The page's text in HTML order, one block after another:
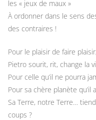
les « jeux de maux »
À ordonner dans le sens
des contraires !
Pour le plaisir de faire
Pietro sourit, rit, change la
Pour celle qu’il ne pourra
Pour sa chère planète qu’il
Sa Terre, notre Terre…
coups ?